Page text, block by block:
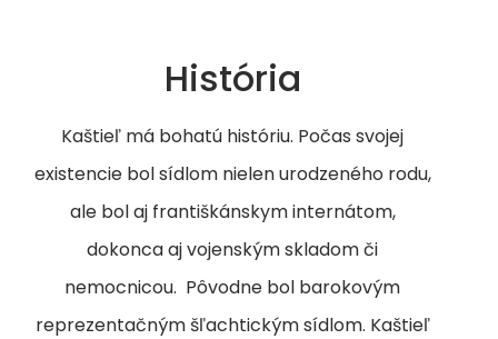
História
Kaštieľ má bohatú históriu. Počas svojej
existencie bol sídlom nielen urodzeného rodu,
ale bol aj františkánskym internátom,
dokonca aj vojenským skladom či
nemocnicou. Pôvodne bol barokovým
reprezentačným šľachtickým sídlom. Kaštieľ